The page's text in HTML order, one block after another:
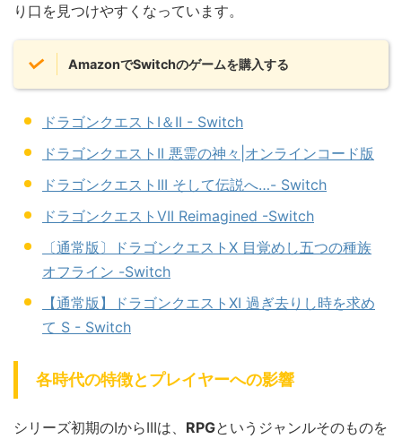
り口を見つけやすくなっています。
AmazonでSwitchのゲームを購入する
ドラゴンクエストI＆II - Switch
ドラゴンクエストII 悪霊の神々|オンラインコード版
ドラゴンクエストIII そして伝説へ…- Switch
ドラゴンクエストVII Reimagined -Switch
〔通常版〕ドラゴンクエストX 目覚めし五つの種族
オフライン -Switch
【通常版】ドラゴンクエストXI 過ぎ去りし時を求め
て S - Switch
各時代の特徴とプレイヤーへの影響
シリーズ初期のIからIIIは、 RPGというジャンルそのものを